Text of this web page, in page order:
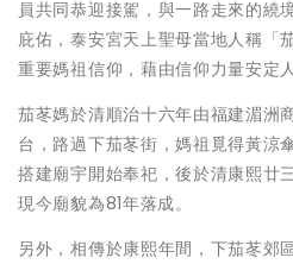
員共同恭迎接駕，與一路走來的繞
庇佑，泰安宮天上聖母當地人稱「
重要媽祖信仰，藉由信仰力量安定
茄苳媽於清順治十六年由福建湄洲
台，路過下茄苳街，媽祖覓得黃涼
搭建廟宇開始奉祀，後於清康熙廿
現今廟貌為81年落成。
另外，相傳於康熙年間，下茄苳郊